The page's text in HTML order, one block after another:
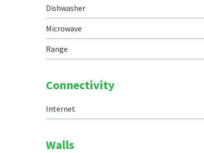
Dishwasher
Microwave
Range
Connectivity
Internet
Walls